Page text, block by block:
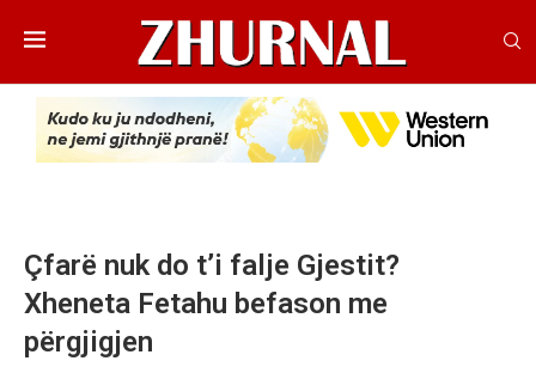
Çfarë nuk do t’i falje Gjestit?
Xheneta Fetahu befason me
përgjigjen